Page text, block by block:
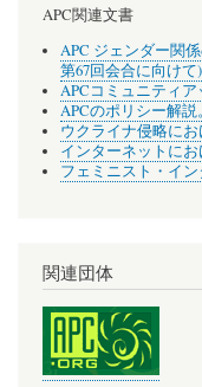
APC関連文書
APC ジェンダー関
第67回会合に向けて)
APCコミュニティア
APCのポリシー解説
ウクライナ侵略に
インターネットに
フェミニスト・イ
関連団体